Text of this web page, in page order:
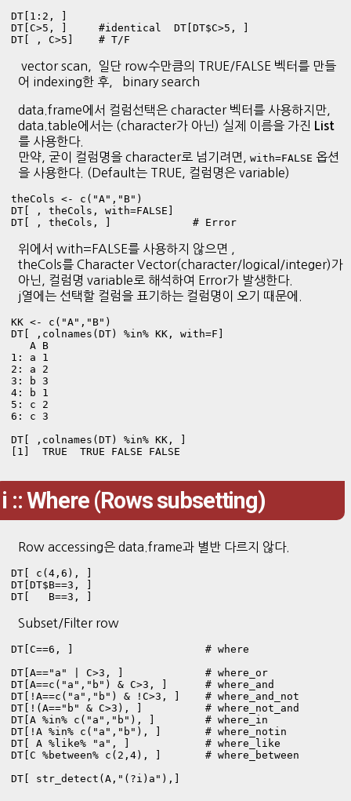
DT[1:2, ]
DT[C>5, ]     #identical  DT[DT$C>5, ]
DT[ , C>5]    # T/F
vector scan, 일단 row수만큼의 TRUE/FALSE 벡터를 만들
어 indexing한 후, binary search
data.frame에서 컬럼선택은 character 벡터를 사용하지만,
data.table에서는 (character가 아닌) 실제 이름을 가진 List
를 사용한다.
만약, 굳이 컬럼명을 character로 넘기려면, with=FALSE 옵션
을 사용한다. (Default는 TRUE, 컬럼명은 variable)
theCols <- c("A","B")
DT[ , theCols, with=FALSE]
DT[ , theCols, ]             # Error
위에서 with=FALSE를 사용하지 않으면 ,
theCols를 Character Vector(character/logical/integer)가
아닌, 컬럼명 variable로 해석하여 Error가 발생한다.
j열에는 선택할 컬럼을 표기하는 컬럼명이 오기 때문에.
KK <- c("A","B")
DT[ ,colnames(DT) %in% KK, with=F]
   A B
1: a 1
2: a 2
3: b 3
4: b 1
5: c 2
6: c 3
DT[ ,colnames(DT) %in% KK, ]
[1]  TRUE  TRUE FALSE FALSE
i :: Where (Rows subsetting)
Row accessing은 data.frame과 별반 다르지 않다.
DT[ c(4,6), ]
DT[DT$B==3, ]
DT[   B==3, ]
Subset/Filter row
DT[C==6, ]                     # where
DT[A=="a" | C>3, ]             # where_or
DT[A==c("a","b") & C>3, ]      # where_and
DT[!A==c("a","b") & !C>3, ]    # where_and_not
DT[!(A=="b" & C>3), ]          # where_not_and
DT[A %in% c("a","b"), ]        # where_in
DT[!A %in% c("a","b"), ]       # where_notin
DT[ A %like% "a", ]            # where_like
DT[C %between% c(2,4), ]       # where_between
DT[ str_detect(A,"(?i)a"),]